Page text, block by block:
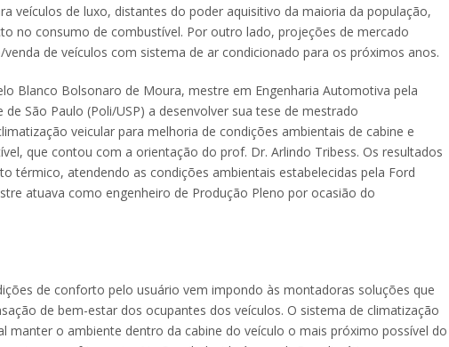
veículos de luxo, distantes do poder aquisitivo da maioria da população,
no consumo de combustível. Por outro lado, projeções de mercado
de veículos com sistema de ar condicionado para os próximos anos.
Blanco Bolsonaro de Moura, mestre em Engenharia Automotiva pela
de São Paulo (Poli/USP) a desenvolver sua tese de mestrado
veicular para melhoria de condições ambientais de cabine e
que contou com a orientação do prof. Dr. Arlindo Tribess. Os resultados
térmico, atendendo as condições ambientais estabelecidas pela Ford
atuava como engenheiro de Produção Pleno por ocasião do
de conforto pelo usuário vem impondo às montadoras soluções que
de bem-estar dos ocupantes dos veículos. O sistema de climatização
manter o ambiente dentro da cabine do veículo o mais próximo possível do